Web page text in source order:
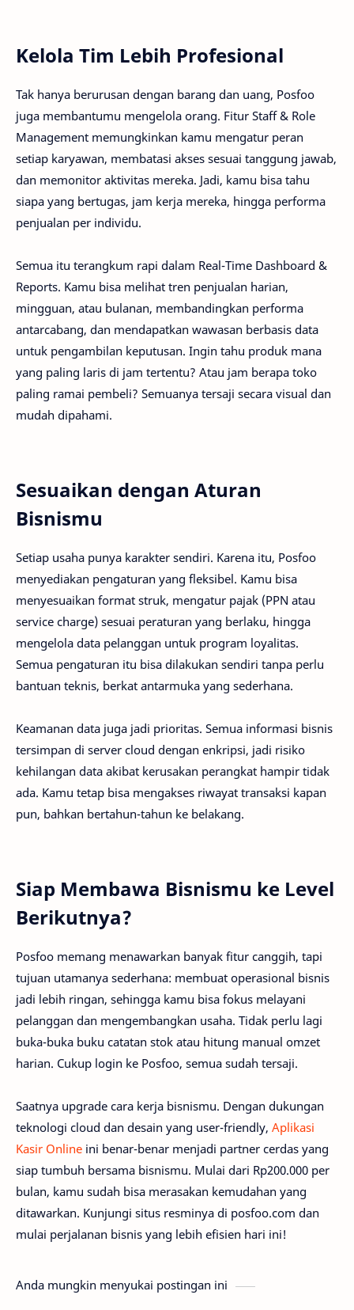
Kelola Tim Lebih Profesional
Tak hanya berurusan dengan barang dan uang, Posfoo
juga membantumu mengelola orang. Fitur Staff & Role
Management memungkinkan kamu mengatur peran
setiap karyawan, membatasi akses sesuai tanggung jawab,
dan memonitor aktivitas mereka. Jadi, kamu bisa tahu
siapa yang bertugas, jam kerja mereka, hingga performa
penjualan per individu.
Semua itu terangkum rapi dalam Real-Time Dashboard &
Reports. Kamu bisa melihat tren penjualan harian,
mingguan, atau bulanan, membandingkan performa
antarcabang, dan mendapatkan wawasan berbasis data
untuk pengambilan keputusan. Ingin tahu produk mana
yang paling laris di jam tertentu? Atau jam berapa toko
paling ramai pembeli? Semuanya tersaji secara visual dan
mudah dipahami.
Sesuaikan dengan Aturan
Bisnismu
Setiap usaha punya karakter sendiri. Karena itu, Posfoo
menyediakan pengaturan yang fleksibel. Kamu bisa
menyesuaikan format struk, mengatur pajak (PPN atau
service charge) sesuai peraturan yang berlaku, hingga
mengelola data pelanggan untuk program loyalitas.
Semua pengaturan itu bisa dilakukan sendiri tanpa perlu
bantuan teknis, berkat antarmuka yang sederhana.
Keamanan data juga jadi prioritas. Semua informasi bisnis
tersimpan di server cloud dengan enkripsi, jadi risiko
kehilangan data akibat kerusakan perangkat hampir tidak
ada. Kamu tetap bisa mengakses riwayat transaksi kapan
pun, bahkan bertahun-tahun ke belakang.
Siap Membawa Bisnismu ke Level
Berikutnya?
Posfoo memang menawarkan banyak fitur canggih, tapi
tujuan utamanya sederhana: membuat operasional bisnis
jadi lebih ringan, sehingga kamu bisa fokus melayani
pelanggan dan mengembangkan usaha. Tidak perlu lagi
buka-buka buku catatan stok atau hitung manual omzet
harian. Cukup login ke Posfoo, semua sudah tersaji.
Saatnya upgrade cara kerja bisnismu. Dengan dukungan
teknologi cloud dan desain yang user-friendly, Aplikasi
Kasir Online ini benar-benar menjadi partner cerdas yang
siap tumbuh bersama bisnismu. Mulai dari Rp200.000 per
bulan, kamu sudah bisa merasakan kemudahan yang
ditawarkan. Kunjungi situs resminya di posfoo.com dan
mulai perjalanan bisnis yang lebih efisien hari ini!
Anda mungkin menyukai postingan ini